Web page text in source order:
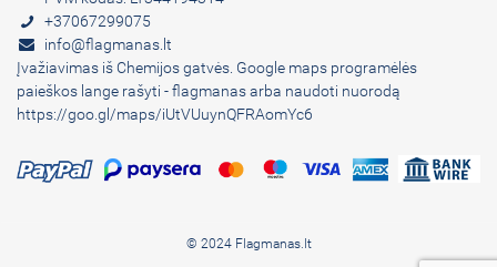
+37067299075
info@flagmanas.lt
Įvažiavimas iš Chemijos gatvės. Google maps programėlės
paieškos lange rašyti - flagmanas arba naudoti nuorodą
https://goo.gl/maps/iUtVUuynQFRAomYc6
© 2024 Flagmanas.lt